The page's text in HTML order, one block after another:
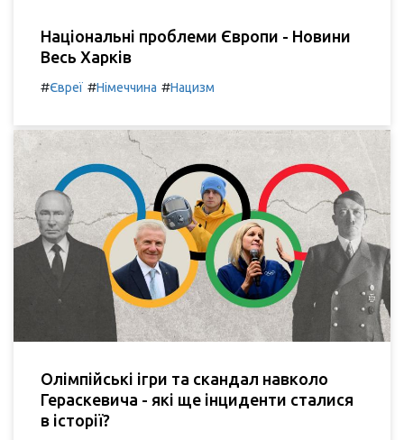
Національні проблеми Європи - Новини
Весь Харків
#Євреї #Німеччина #Нацизм
Олімпійські ігри та скандал навколо
Гераскевича - які ще інциденти сталися
в історії?